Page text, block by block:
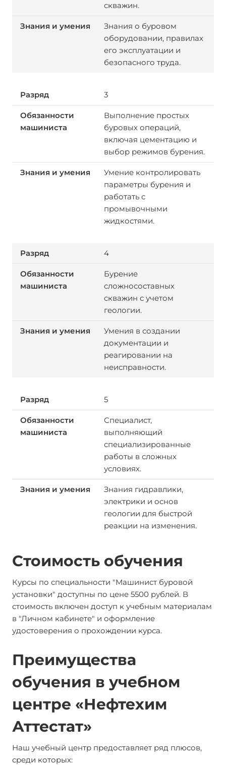
скважин.
Знания о буровом
оборудовании, правилах
его эксплуатации и
безопасного труда.
3
Выполнение простых
буровых операций,
включая цементацию и
выбор режимов бурения.
Умение контролировать
параметры бурения и
работать с
промывочными
жидкостями.
4
Бурение
сложносоставных
скважин с учетом
геологии.
Умения в создании
документации и
реагировании на
неисправности.
5
Специалист,
выполняющий
специализированные
работы в сложных
условиях.
Знания гидравлики,
электрики и основ
геологии для быстрой
реакции на изменения.
Стоимость обучения
Курсы по специальности "Машинист буровой
установки" доступны по цене 5500 рублей. В
стоимость включен доступ к учебным материалам
в "Личном кабинете" и оформление
удостоверения о прохождении курса.
Преимущества
обучения в учебном
центре «Нефтехим
Аттестат»
Наш учебный центр предоставляет ряд плюсов,
среди которых: